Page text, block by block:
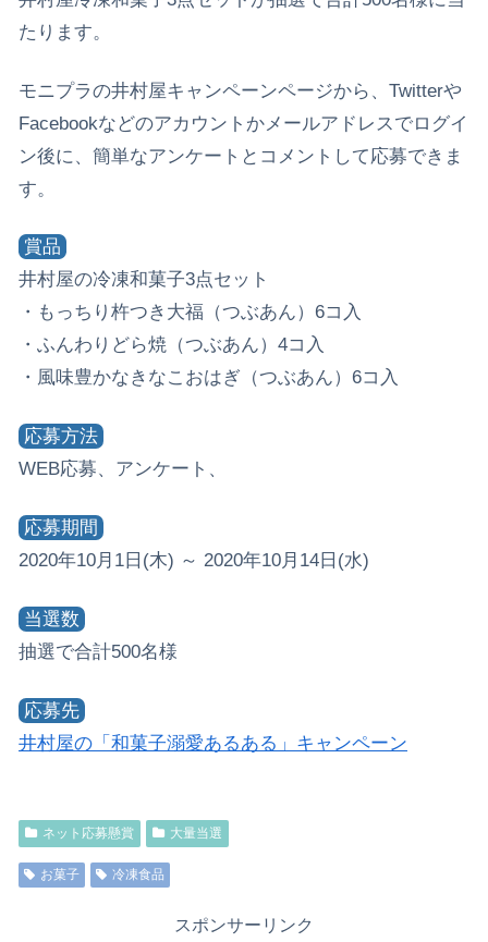
たります。
モニプラの井村屋キャンペーンページから、Twitterや
Facebookなどのアカウントかメールアドレスでログイ
ン後に、簡単なアンケートとコメントして応募できま
す。
賞品
井村屋の冷凍和菓子3点セット
・もっちり杵つき大福（つぶあん）6コ入
・ふんわりどら焼（つぶあん）4コ入
・風味豊かなきなこおはぎ（つぶあん）6コ入
応募方法
WEB応募、アンケート、
応募期間
2020年10月1日(木) ～ 2020年10月14日(水)
当選数
抽選で合計500名様
応募先
井村屋の「和菓子溺愛あるある」キャンペーン
ネット応募懸賞 大量当選
お菓子 冷凍食品
スポンサーリンク